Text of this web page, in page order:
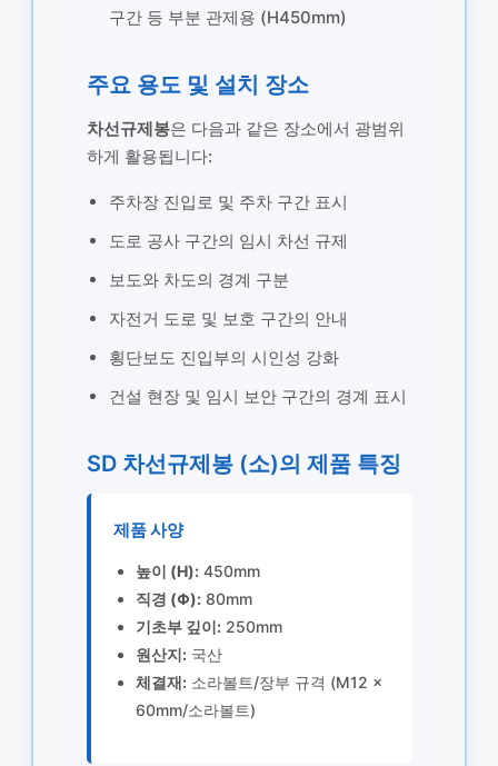
구간 등 부분 관제용 (H450mm)
주요 용도 및 설치 장소
차선규제봉은 다음과 같은 장소에서 광범위
하게 활용됩니다:
주차장 진입로 및 주차 구간 표시
도로 공사 구간의 임시 차선 규제
보도와 차도의 경계 구분
자전거 도로 및 보호 구간의 안내
횡단보도 진입부의 시인성 강화
건설 현장 및 임시 보안 구간의 경계 표시
SD 차선규제봉 (소)의 제품 특징
제품 사양
높이 (H):450mm
직경 (Φ):80mm
기초부 깊이:250mm
원산지:국산
체결재:소라볼트/장부 규격 (M12 ×
60mm/소라볼트)